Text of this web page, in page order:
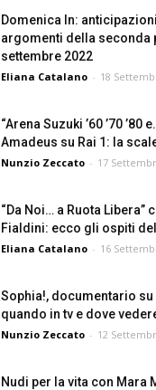
Domenica In:
argomenti della seconda
settembre 2022
Eliana Catalano - 18
“Arena Suzuki ’60 ’70 ’80
Amadeus su Rai 1: la
Nunzio Zeccato - 17
“Da Noi… a Ruota Libera”
Fialdini: ecco gli ospiti
Eliana Catalano - 16
Sophia!, documentario su
quando in tv e dove
Nunzio Zeccato - 12
Nudi per la vita con Mara